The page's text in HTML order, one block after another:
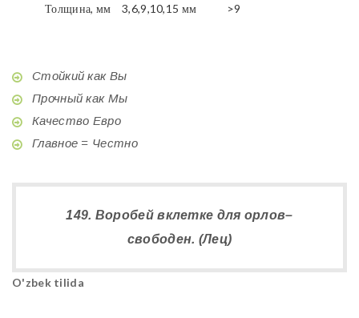
Толщина, мм
3,6,9,10,15 мм >9
Стойкий как Вы
Прочный как Мы
Качество Евро
Главное = Честно
149. Воробей вклетке для орлов–
свободен. (Лец)
O'zbek tilida